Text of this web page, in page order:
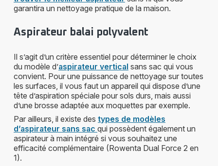
garantira un nettoyage pratique de la maison.
Aspirateur balai polyvalent
Il s’agit d’un critère essentiel pour déterminer le choix
du modèle d’aspirateur vertical sans sac qui vous
convient. Pour une puissance de nettoyage sur toutes
les surfaces, il vous faut un appareil qui dispose d’une
tête d’aspiration spéciale pour sols durs, mais aussi
d’une brosse adaptée aux moquettes par exemple.
Par ailleurs, il existe des types de modèles
d’aspirateur sans sac qui possèdent également un
aspirateur à main intégré si vous souhaitez une
efficacité complémentaire (Rowenta Dual Force 2 en
1).